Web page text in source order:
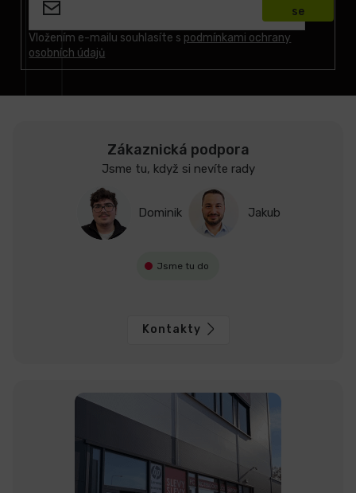
Vložením e-mailu souhlasíte s podmínkami ochrany
osobních údajů
se
Zákaznická podpora
Jsme tu, když si nevíte rady
Dominik Jakub
Jsme tu do
Kontakty